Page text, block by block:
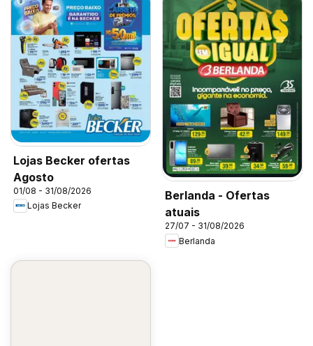
Lojas Becker ofertas
Agosto
01/08 - 31/08/2026
Lojas Becker
Berlanda - Ofertas
atuais
27/07 - 31/08/2026
Berlanda